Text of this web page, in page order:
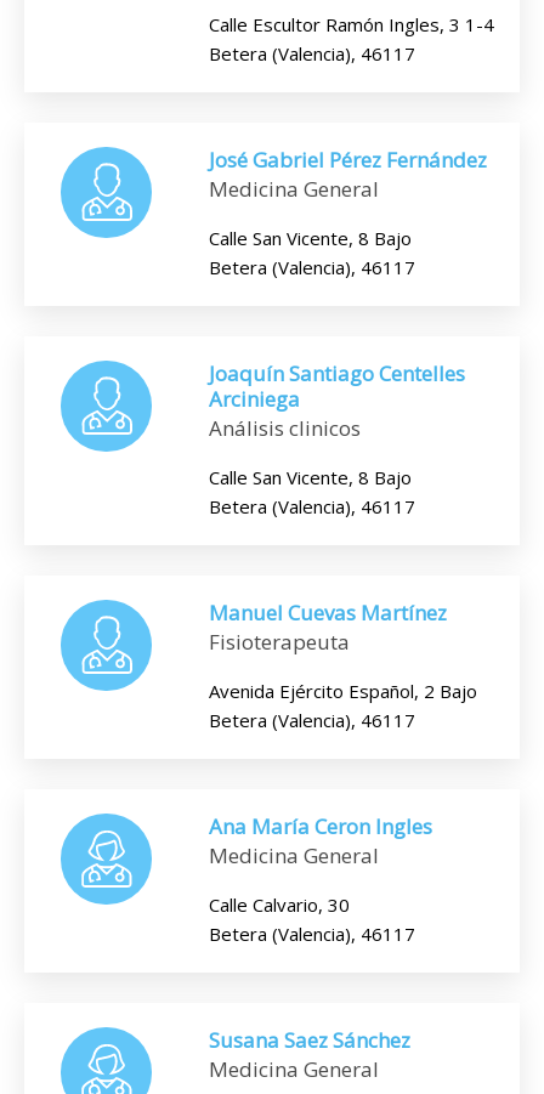
Calle Escultor Ramón Ingles, 3 1-4
Betera (Valencia), 46117
José Gabriel Pérez Fernández
Medicina General
Calle San Vicente, 8 Bajo
Betera (Valencia), 46117
Joaquín Santiago Centelles
Arciniega
Análisis clinicos
Calle San Vicente, 8 Bajo
Betera (Valencia), 46117
Manuel Cuevas Martínez
Fisioterapeuta
Avenida Ejército Español, 2 Bajo
Betera (Valencia), 46117
Ana María Ceron Ingles
Medicina General
Calle Calvario, 30
Betera (Valencia), 46117
Susana Saez Sánchez
Medicina General